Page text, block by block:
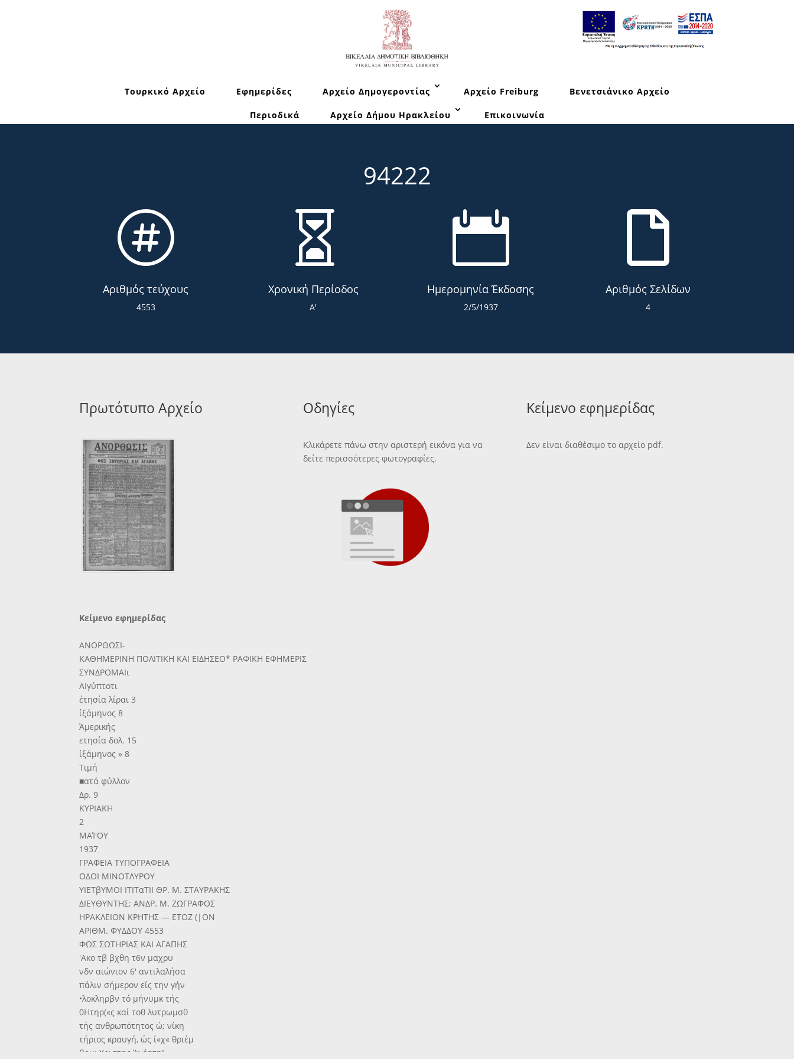
Τουρκικό Αρχείο Εφημερίδες Αρχείο Δημογεροντίας Αρχείο Freiburg Βενετσιάνικο Αρχείο
Περιοδικά Αρχείο Δήμου Ηρακλείου Επικοινωνία
94222

Αριθμός τεύχους
4553

Χρονική Περίοδος
Α'

Ημερομηνία Έκδοσης
2/5/1937

Αριθμός Σελίδων
4
Πρωτότυπο Αρχείο Οδηγίες
Κλικάρετε πάνω στην αριστερή εικόνα για να
δείτε περισσότερες φωτογραφίες.
Κείμενο εφημερίδας
Δεν είναι διαθέσιμο το αρχείο pdf.
Κείμενο εφημερίδας
ΑΝΟΡΘΩΣΙ-
ΚΑΘΗΜΕΡΙΝΗ ΠΟΛΙΤΙΚΗ ΚΑΙ ΕΙΔΗΣΕΟ* ΡΑΦΙΚΗ ΕΦΗΜΕΡΙΣ
ΣΥΝΔΡΟΜΑΙι
ΑΙγύπτοτι
έτησία λίραι 3
ίξάμηνος 8
Άμερικής
ετησία δολ. 15
ίξάμηνος » 8
Τιμή
■ατά φύλλον
Δρ. 9
ΚΥΡΙΑΚΗ
2
ΜΑΊ'ΟΥ
1937
ΓΡΑΦΕΙΑ ΤΥΠΟΓΡΑΦΕΙΑ
ΟΔΟΙ ΜΙΝΟΤΛΥΡΟΥ
ΥΙΕΤβΥΜΟΙ ΙΤΙΤαΤΙΙ ΘΡ. Μ. ΣΤΑΥΡΑΚΗΣ
ΔΙΕΥΘΥΝΤΗΣ: ΑΝΔΡ. Μ. ΖΩΓΡΑΦΟΣ
ΗΡΑΚΛΕΙΟΝ ΚΡΗΤΗΣ — ΕΤΟΖ (|ΟΝ
ΑΡΙΘΜ. ΦΥΔΔΟΥ 4553
ΦΩΣ ΣΩΤΗΡΙΑΣ ΚΑΙ ΑΓΑΠΗΣ
'Ακο τβ βχθη τ6ν μαχρυ
νδν αιώνιον 6' αντιλαλήσα
πάλιν σήμερον είς την γήν
•λοκληρβν τό μήνυμκ τής
0Ητηρ(«ς καί τοθ λυτρωμσθ
τής ανθρωπότητος ώ; νίκη
τήριος κραυγή, ώς ί«χ« θριέμ
βου: Χριστας Άνέατη!..